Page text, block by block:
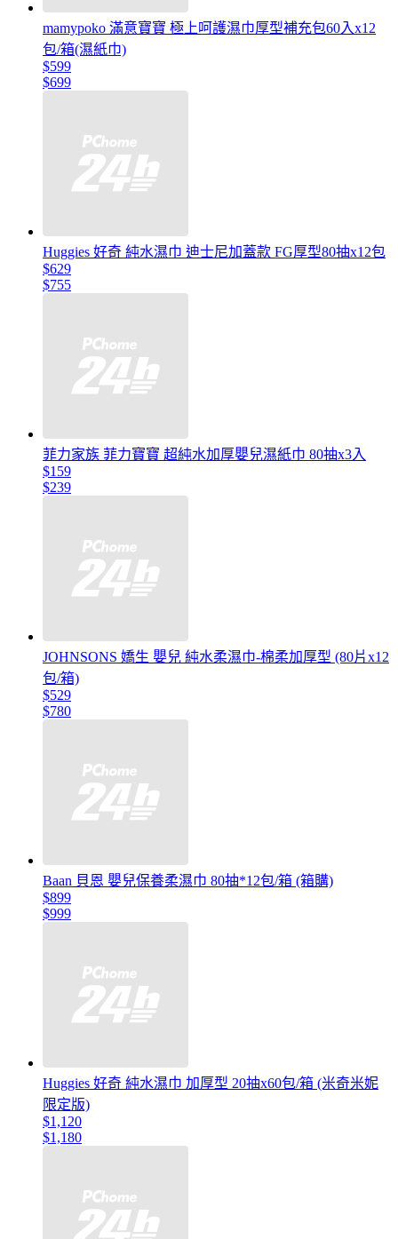
mamypoko 滿意寶寶 極上呵護濕巾厚型補充包60入x12
包/箱(濕紙巾)
$599
$699
Huggies 好奇 純水濕巾 迪士尼加蓋款 FG厚型80抽x12包
$629
$755
菲力家族 菲力寶寶 超純水加厚嬰兒濕紙巾 80抽x3入
$159
$239
JOHNSONS 嬌生 嬰兒 純水柔濕巾-棉柔加厚型 (80片x12
包/箱)
$529
$780
Baan 貝恩 嬰兒保養柔濕巾 80抽*12包/箱 (箱購)
$899
$999
Huggies 好奇 純水濕巾 加厚型 20抽x60包/箱 (米奇米妮
限定版)
$1,120
$1,180